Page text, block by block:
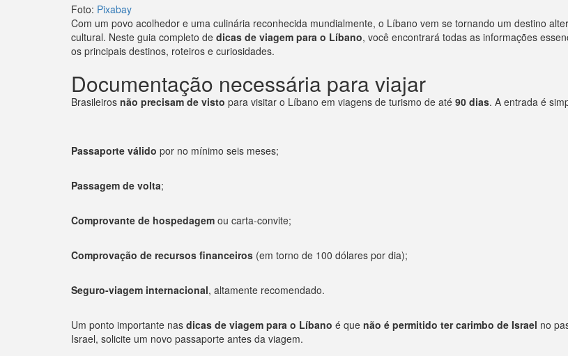
Foto: Pixabay
Com um povo acolhedor e uma culinária reconhecida mundialmente, o Líbano vem se tornando um destino
cultural. Neste guia completo de dicas de viagem para o Líbano, você encontrará todas as informações
os principais destinos, roteiros e curiosidades.
Documentação necessária para viajar
Brasileiros não precisam de visto para visitar o Líbano em viagens de turismo de até 90 dias. A entrada é
Passaporte válido por no mínimo seis meses;
Passagem de volta;
Comprovante de hospedagem ou carta-convite;
Comprovação de recursos financeiros (em torno de 100 dólares por dia);
Seguro-viagem internacional, altamente recomendado.
Um ponto importante nas dicas de viagem para o Líbano é que não é permitido ter carimbo de Israel no
Israel, solicite um novo passaporte antes da viagem.